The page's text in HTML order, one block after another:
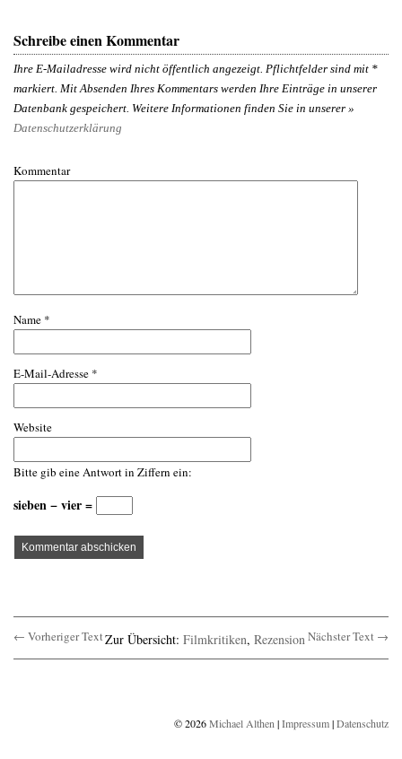
Schreibe einen Kommentar
Ihre E-Mailadresse wird nicht öffentlich angezeigt. Pflichtfelder sind mit *
markiert. Mit Absenden Ihres Kommentars werden Ihre Einträge in unserer
Datenbank gespeichert. Weitere Informationen finden Sie in unserer »
Datenschutzerklärung
Kommentar
Name *
E-Mail-Adresse *
Website
Bitte gib eine Antwort in Ziffern ein:
sieben − vier =
← Vorheriger TextZur Übersicht: Filmkritiken, RezensionNächster Text →
© 2026Michael Althen |Impressum|Datenschutz